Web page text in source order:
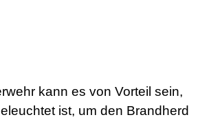
kann es von Vorteil sein,
ist, um den Brandherd